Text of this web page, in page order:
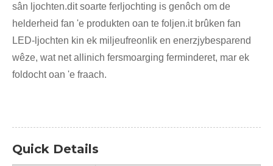
sân ljochten.dit soarte ferljochting is genôch om de
helderheid fan 'e produkten oan te foljen.it brûken fan
LED-ljochten kin ek miljeufreonlik en enerzjybesparend
wêze, wat net allinich fersmoarging ferminderet, mar ek
foldocht oan 'e fraach.
Quick Details